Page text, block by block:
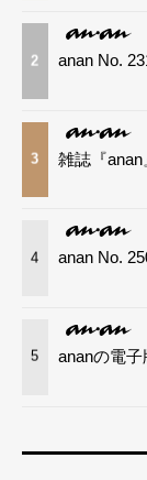
2 anan No.
3 雑誌『anan
4 anan No.
5 ananの電